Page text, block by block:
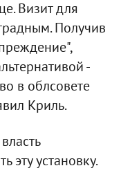
Визит для
Получив
-
в облсовете
Криль.
эту установку.